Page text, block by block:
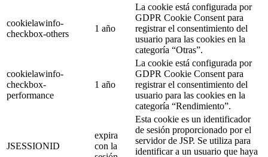
cookielawinfo-
checkbox-others
1 año
La cookie está configurada por
GDPR Cookie Consent para
registrar el consentimiento del
usuario para las cookies en la
categoría “Otras”.
cookielawinfo-
checkbox-
performance
1 año
La cookie está configurada por
GDPR Cookie Consent para
registrar el consentimiento del
usuario para las cookies en la
categoría “Rendimiento”.
JSESSIONID
expira
con la
Esta cookie es un identificador
de sesión proporcionado por el
servidor de JSP. Se utiliza para
identificar a un usuario que haya